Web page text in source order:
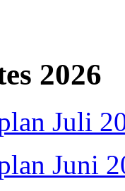
2026
Juli
Juni